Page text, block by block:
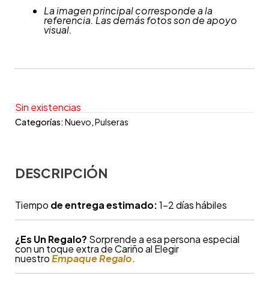
La imagen principal corresponde a la
referencia. Las demás fotos son de apoyo
visual.
Sin existencias
Categorías:Nuevo,Pulseras
DESCRIPCIÓN
Tiempo de entrega estimado:1-2 días hábiles
¿Es Un Regalo? Sorprende a esa persona especial
con un toque extra de Cariño al Elegir
nuestroEmpaque Regalo.